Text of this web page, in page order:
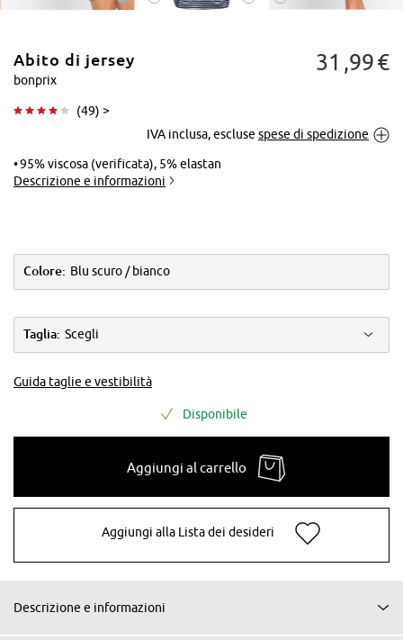
Tocca per
Abito di jersey
bonprix
(49) >
31 99€
IVA inclusa, escluse spese di spedizione
95% viscosa (verificata), 5% elastan
Descrizione e informazioni
Colore: Blu scuro / bianco
Taglia: Scegli
Guida taglie e vestibilità
Disponibile
Aggiungi al carrello
Aggiungi alla Lista dei desideri
Descrizione e informazioni